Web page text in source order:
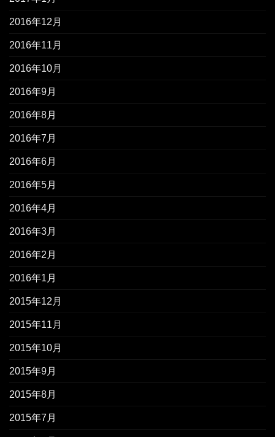
2016年12月
2016年11月
2016年10月
2016年9月
2016年8月
2016年7月
2016年6月
2016年5月
2016年4月
2016年3月
2016年2月
2016年1月
2015年12月
2015年11月
2015年10月
2015年9月
2015年8月
2015年7月